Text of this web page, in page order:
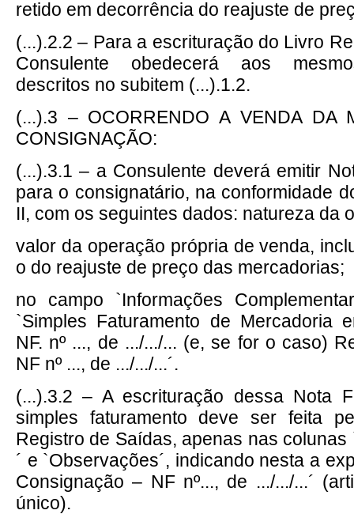
retido em decorrência do reajuste de
(...).2.2 – Para a escrituração do Livro
Consulente obedecerá aos
descritos no subitem (...).1.2.
(...).3 – OCORRENDO A VENDA DA
CONSIGNAÇÃO:
(...).3.1 – a Consulente deverá emitir
para o consignatário, na conformidade
II, com os seguintes dados: natureza da
valor da operação própria de venda,
o do reajuste de preço das mercadorias;
no campo `Informações
`Simples Faturamento de Mercadoria
NF. nº ..., de .../.../... (e, se for o caso)
NF nº ..., de .../.../...´.
(...).3.2 – A escrituração dessa Nota
simples faturamento deve ser feita
Registro de Saídas, apenas nas
´ e `Observações´, indicando nesta a
Consignação – NF nº..., de .../.../...´
único).